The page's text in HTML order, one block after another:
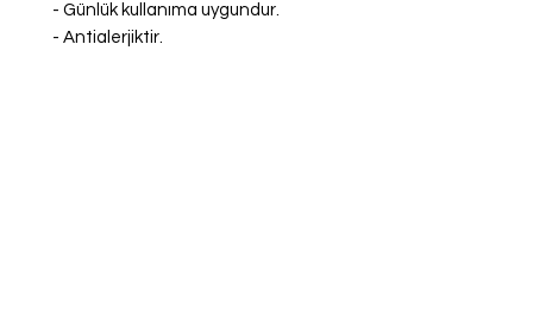
- Günlük kullanıma uygundur.
- Antialerjiktir.